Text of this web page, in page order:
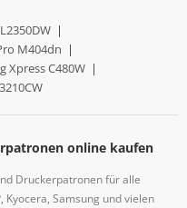
|
M404dn |
Xpress C480W |
online kaufen
Druckerpatronen für alle
Samsung und vielen